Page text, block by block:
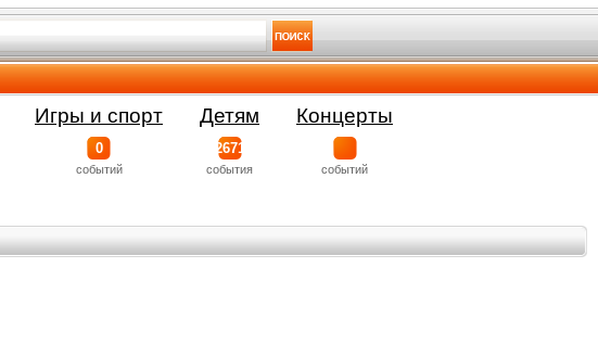
Игры и спорт
0
событий
Детям
2671
события
Концерты
событий